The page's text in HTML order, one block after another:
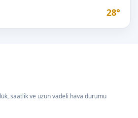
28°
saatlik ve uzun vadeli hava durumu